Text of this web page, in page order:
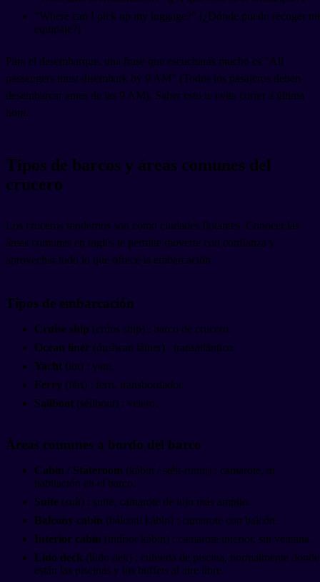
"Where can I pick up my luggage?" (¿Dónde puedo recoger mi
equipaje?)
Para el desembarque, una frase que escucharás mucho es "All
passengers must disembark by 9 AM" (Todos los pasajeros deben
desembarcar antes de las 9 AM). Saber esto te evita correr a última
hora.
Tipos de barcos y áreas comunes del
crucero
Los cruceros modernos son como ciudades flotantes. Conocer las
áreas comunes en inglés te permite moverte con confianza y
aprovechar todo lo que ofrece la embarcación.
Tipos de embarcación
Cruise ship (crúus ship) : barco de crucero.
Ocean liner (óushean láiner) : transatlántico.
Yacht (iot) : yate.
Ferry (féri) : ferri, transbordador.
Sailboat (séilbout) : velero.
Áreas comunes a bordo del barco
Cabin / Stateroom (kábin / stéit-ruum) : camarote, tu
habitación en el barco.
Suite (suít) : suite, camarote de lujo más amplio.
Balcony cabin (bálconi kábin) : camarote con balcón.
Interior cabin (intírior kábin) : camarote interior, sin ventana.
Lido deck (líido dek) : cubierta de piscina, normalmente donde
están las piscinas y los buffets al aire libre.